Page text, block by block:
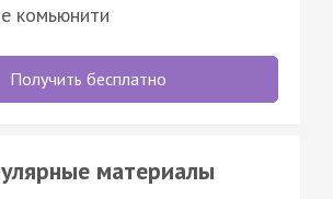
комьюнити
Получить бесплатно
материалы